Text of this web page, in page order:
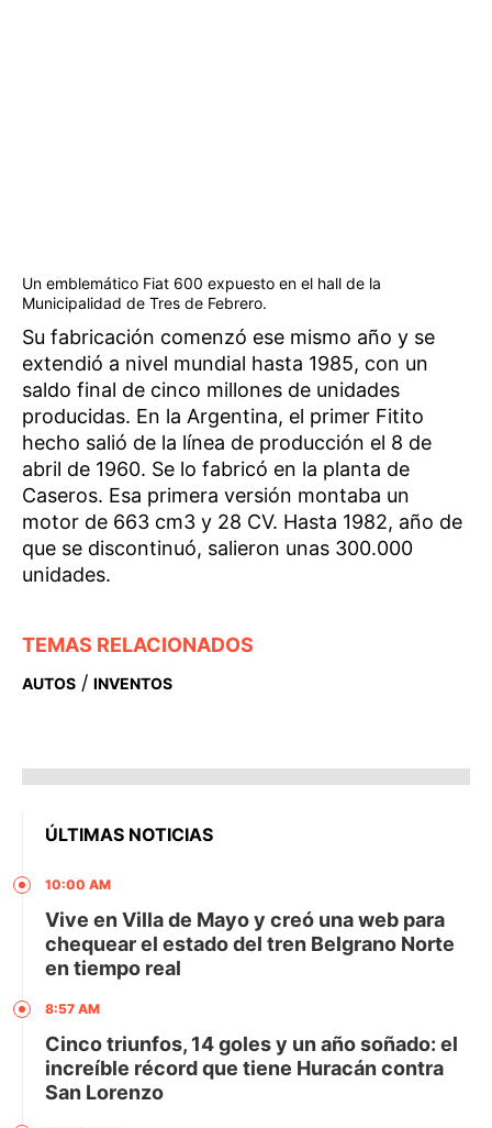
Un emblemático Fiat 600 expuesto en el hall de la
Municipalidad de Tres de Febrero.
Su fabricación comenzó ese mismo año y se
extendió a nivel mundial hasta 1985, con un
saldo final de cinco millones de unidades
producidas. En la Argentina, el primer Fitito
hecho salió de la línea de producción el 8 de
abril de 1960. Se lo fabricó en la planta de
Caseros. Esa primera versión montaba un
motor de 663 cm3 y 28 CV. Hasta 1982, año de
que se discontinuó, salieron unas 300.000
unidades.
TEMAS RELACIONADOS
AUTOS / INVENTOS
ÚLTIMAS NOTICIAS
10:00 AM
Vive en Villa de Mayo y creó una web para
chequear el estado del tren Belgrano Norte
en tiempo real
8:57 AM
Cinco triunfos, 14 goles y un año soñado: el
increíble récord que tiene Huracán contra
San Lorenzo